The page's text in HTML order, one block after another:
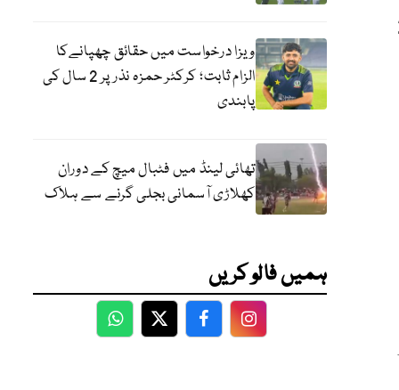
27
ویزا درخواست میں حقائق چھپانےکا
الزام ثابت؛ کرکٹر حمزہ نذر پر 2 سال کی
پابندی
تھائی لینڈ میں فٹبال میچ کے دوران
کھلاڑی آسمانی بجلی گرنے سے ہلاک
ہمیں فالو کریں
WhatsApp
TwitterFacebookFacebook